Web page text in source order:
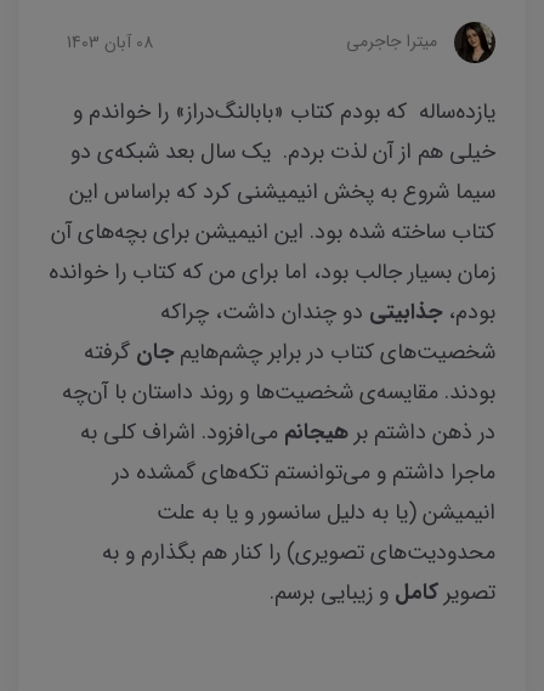
میترا جاجرمی 08 آبان 1403
یازده‌ساله که بودم کتاب «بابالنگ‌دراز» را خواندم و
خیلی هم از آن لذت بردم. یک سال بعد شبکه‌ی دو
سیما شروع به پخش انیمیشنی کرد که براساس این
کتاب ساخته شده بود. این انیمیشن برای بچه‌های آن
زمان بسیار جالب بود، اما برای من که کتاب را خوانده
بودم، جذابیتی دو چندان داشت، چراکه
شخصیت‌های کتاب در برابر چشم‌هایم جان گرفته
بودند. مقایسه‌ی شخصیت‌ها و روند داستان با آن‌چه
در ذهن داشتم بر هیجانم می‌افزود. اشراف کلی به
ماجرا داشتم و می‌توانستم تکه‌های گمشده در
انیمیشن (یا به دلیل سانسور و یا به علت
محدودیت‌های تصویری) را کنار هم بگذارم و به
تصویر کامل و زیبایی برسم.